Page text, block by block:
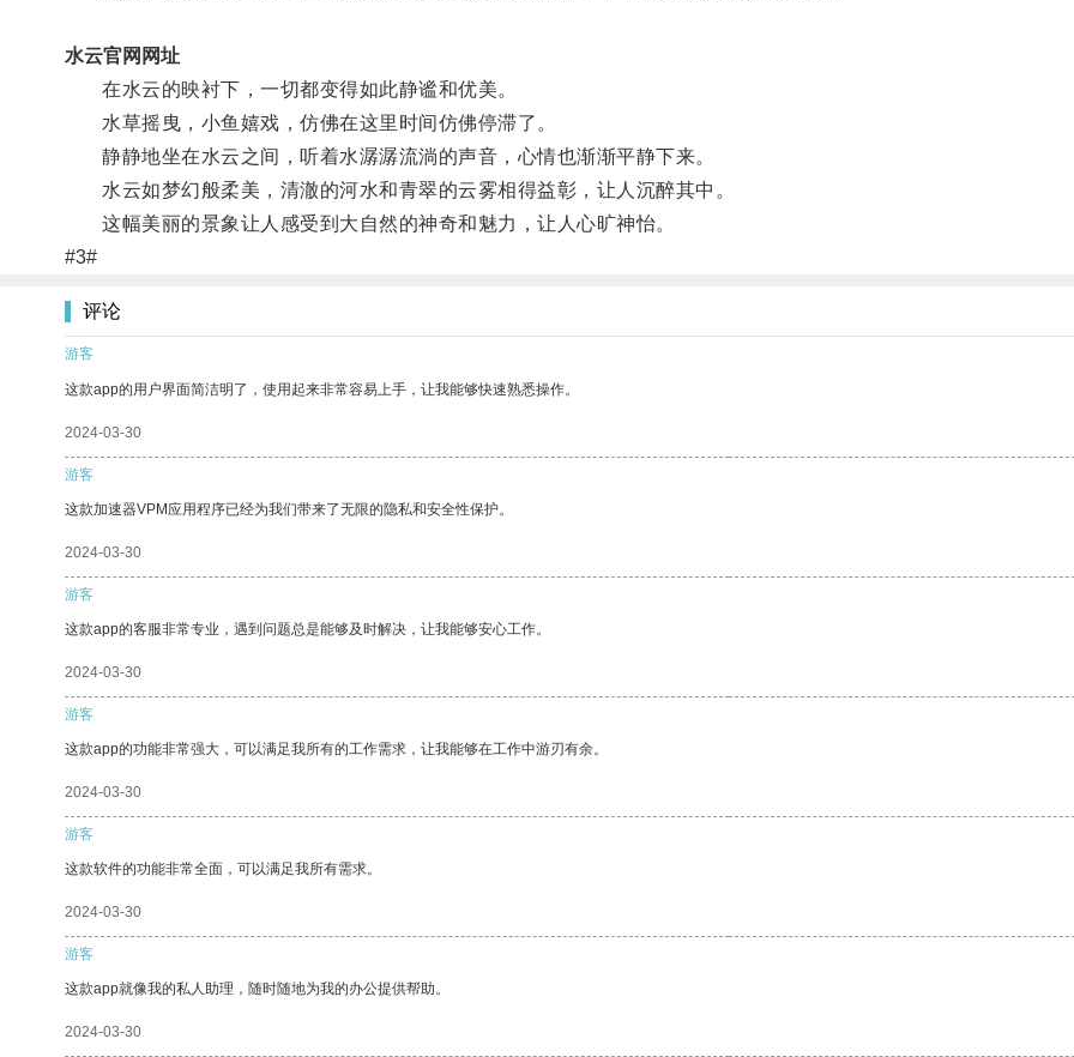
水云官网网址
在水云的映衬下，一切都变得如此静谧和优美。
水草摇曳，小鱼嬉戏，仿佛在这里时间仿佛停滞了。
静静地坐在水云之间，听着水潺潺流淌的声音，心情也渐渐平静下来。
水云如梦幻般柔美，清澈的河水和青翠的云雾相得益彰，让人沉醉其中。
这幅美丽的景象让人感受到大自然的神奇和魅力，让人心旷神怡。
#3#
评论
游客
这款app的用户界面简洁明了，使用起来非常容易上手，让我能够快速熟悉操作。
2024-03-30
游客
这款加速器VPM应用程序已经为我们带来了无限的隐私和安全性保护。
2024-03-30
游客
这款app的客服非常专业，遇到问题总是能够及时解决，让我能够安心工作。
2024-03-30
游客
这款app的功能非常强大，可以满足我所有的工作需求，让我能够在工作中游刃有余。
2024-03-30
游客
这款软件的功能非常全面，可以满足我所有需求。
2024-03-30
游客
这款app就像我的私人助理，随时随地为我的办公提供帮助。
2024-03-30